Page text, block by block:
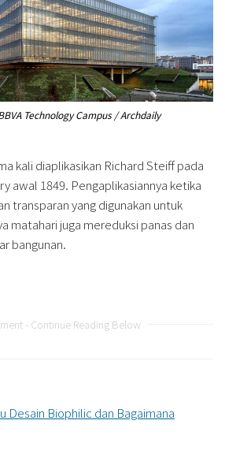
Technology Campus / Archdaily
kali diaplikasikan Richard Steiff pada
awal 1849. Pengaplikasiannya ketika
transparan yang digunakan untuk
matahari juga mereduksi panas dan
bangunan.
- Continue Reading Below
Desain Biophilic dan Bagaimana